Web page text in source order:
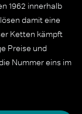
1962 innerhalb
damit eine
Ketten kämpft
Preise und
Nummer eins im